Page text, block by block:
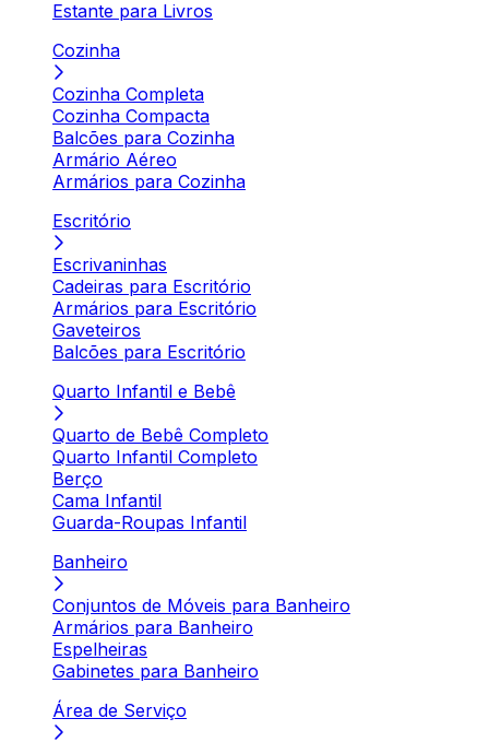
Estante para Livros
Cozinha
Cozinha Completa
Cozinha Compacta
Balcões para Cozinha
Armário Aéreo
Armários para Cozinha
Escritório
Escrivaninhas
Cadeiras para Escritório
Armários para Escritório
Gaveteiros
Balcões para Escritório
Quarto Infantil e Bebê
Quarto de Bebê Completo
Quarto Infantil Completo
Berço
Cama Infantil
Guarda-Roupas Infantil
Banheiro
Conjuntos de Móveis para Banheiro
Armários para Banheiro
Espelheiras
Gabinetes para Banheiro
Área de Serviço